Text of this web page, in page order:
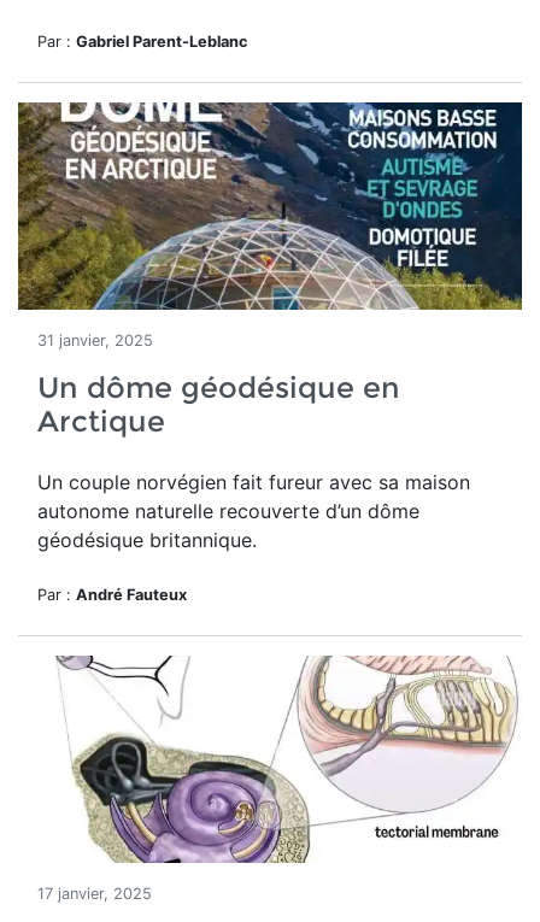
Par : Gabriel Parent-Leblanc
31 janvier, 2025
Un dôme géodésique en
Arctique
Un couple norvégien fait fureur avec sa maison
autonome naturelle recouverte d’un dôme
géodésique britannique.
Par : André Fauteux
17 janvier, 2025